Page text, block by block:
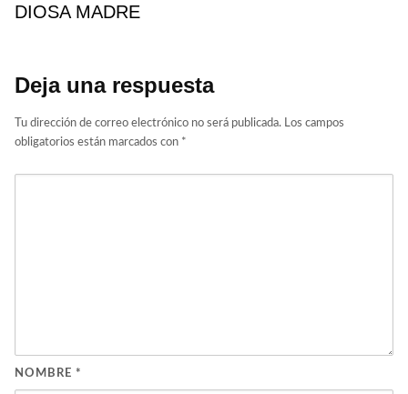
DIOSA MADRE
Deja una respuesta
Tu dirección de correo electrónico no será publicada. Los campos
obligatorios están marcados con *
NOMBRE *